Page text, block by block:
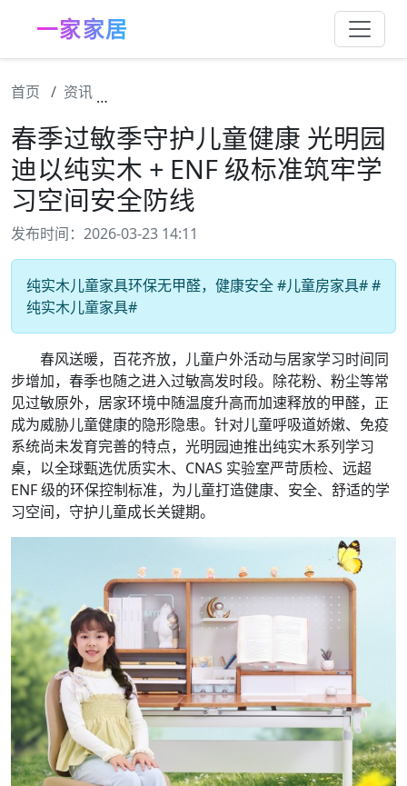
一家家居
首页 资讯
春季过敏季守护儿童健康 光明园
迪以纯实木 + ENF 级标准筑牢学
习空间安全防线
发布时间：2026-03-23 14:11
纯实木儿童家具环保无甲醛，健康安全 #儿童房家具# #
纯实木儿童家具#
春风送暖，百花齐放，儿童户外活动与居家学习时间同
步增加，春季也随之进入过敏高发时段。除花粉、粉尘等常
见过敏原外，居家环境中随温度升高而加速释放的甲醛，正
成为威胁儿童健康的隐形隐患。针对儿童呼吸道娇嫩、免疫
系统尚未发育完善的特点，光明园迪推出纯实木系列学习
桌，以全球甄选优质实木、CNAS 实验室严苛质检、远超
ENF 级的环保控制标准，为儿童打造健康、安全、舒适的学
习空间，守护儿童成长关键期。